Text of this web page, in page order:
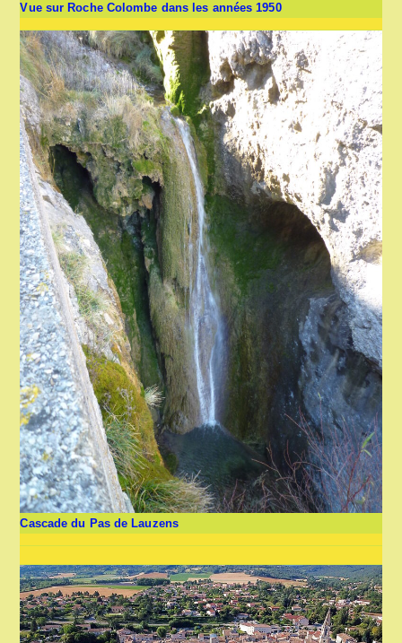
Vue sur Roche Colombe dans les années 1950
Cascade du Pas de Lauzens